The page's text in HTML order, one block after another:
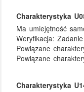
Charakterystyka
Ma umiejętność
Weryfikacja:
Powiązane
Powiązane
Charakterystyka